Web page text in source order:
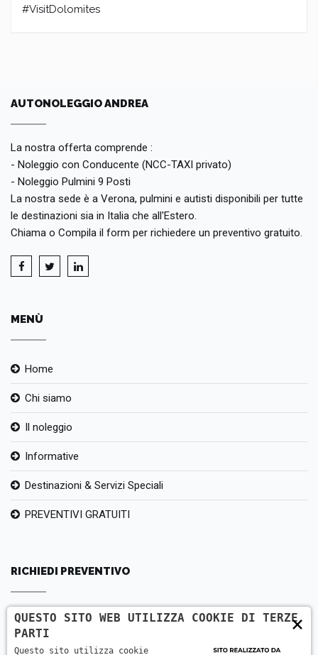
#VisitDolomites
AUTONOLEGGIO ANDREA
La nostra offerta comprende :
- Noleggio con Conducente (NCC-TAXI privato)
- Noleggio Pulmini 9 Posti
La nostra sede è a Verona, pulmini e autisti disponibili per tutte
le destinazioni sia in Italia che all'Estero.
Chiama o Compila il form per richiedere un preventivo gratuito.
MENÙ
Home
Chi siamo
Il noleggio
Informative
Destinazioni & Servizi Speciali
PREVENTIVI GRATUITI
RICHIEDI PREVENTIVO
AutonoleggioAndrea, Via Don Luigi Bassani, 33, 37135
Verona, VR
×
QUESTO SITO WEB UTILIZZA COOKIE DI TERZE
PARTI
Questo sito utilizza cookie